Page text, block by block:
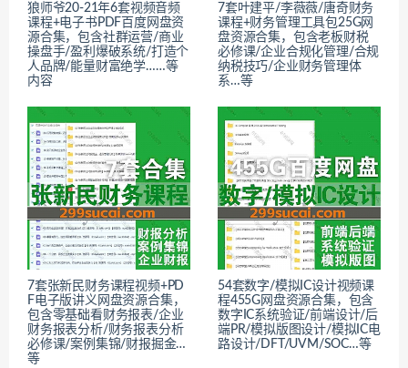
狼师爷20-21年6套视频音频
课程+电子书PDF百度网盘资
源合集，包含社群运营/商业
操盘手/盈利爆破系统/打造个
人品牌/能量财富绝学……等
内容
7套叶建平/李薇薇/唐奇财务
课程+财务管理工具包25G网
盘资源合集，包含老板财税
必修课/企业合规化管理/合规
纳税技巧/企业财务管理体
系…等
7套张新民财务课程视频+PD
F电子版讲义网盘资源合集，
包含零基础看财务报表/企业
财务报表分析/财务报表分析
必修课/案例集锦/财报掘金…
等
54套数字/模拟IC设计视频课
程455G网盘资源合集，包含
数字IC系统验证/前端设计/后
端PR/模拟版图设计/模拟IC电
路设计/DFT/UVM/SOC…等